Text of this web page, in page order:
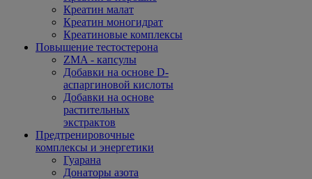
Креатин малат
Креатин моногидрат
Креатиновые комплексы
Повышение тестостерона
ZMA - капсулы
Добавки на основе D-
аспаргиновой кислоты
Добавки на основе
растительных
экстрактов
Предтренировочные
комплексы и энергетики
Гуарана
Донаторы азота